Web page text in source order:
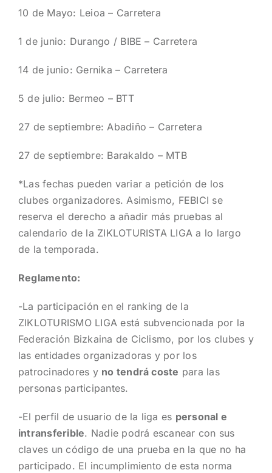
10 de Mayo: Leioa – Carretera
1 de junio: Durango / BIBE – Carretera
14 de junio: Gernika – Carretera
5 de julio: Bermeo – BTT
27 de septiembre: Abadiño – Carretera
27 de septiembre: Barakaldo – MTB
*Las fechas pueden variar a petición de los
clubes organizadores. Asimismo, FEBICI se
reserva el derecho a añadir más pruebas al
calendario de la ZIKLOTURISTA LIGA a lo largo
de la temporada.
Reglamento:
-La participación en el ranking de la
ZIKLOTURISMO LIGA está subvencionada por la
Federación Bizkaina de Ciclismo, por los clubes y
las entidades organizadoras y por los
patrocinadores y no tendrá coste para las
personas participantes.
-El perfil de usuario de la liga es personal e
intransferible. Nadie podrá escanear con sus
claves un código de una prueba en la que no ha
participado. El incumplimiento de esta norma